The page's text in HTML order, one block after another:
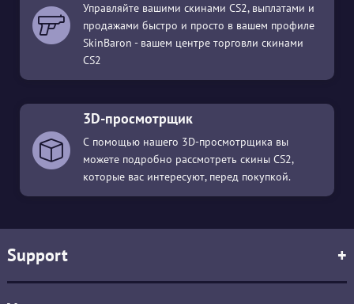
Управляйте вашими скинами CS2, выплатами и
продажами быстро и просто в вашем профиле
SkinBaron - вашем центре торговли скинами
CS2
3D-просмотрщик
С помощью нашего 3D-просмотрщика вы
можете подробно рассмотреть скины CS2,
которые вас интересуют, перед покупкой.
Support +